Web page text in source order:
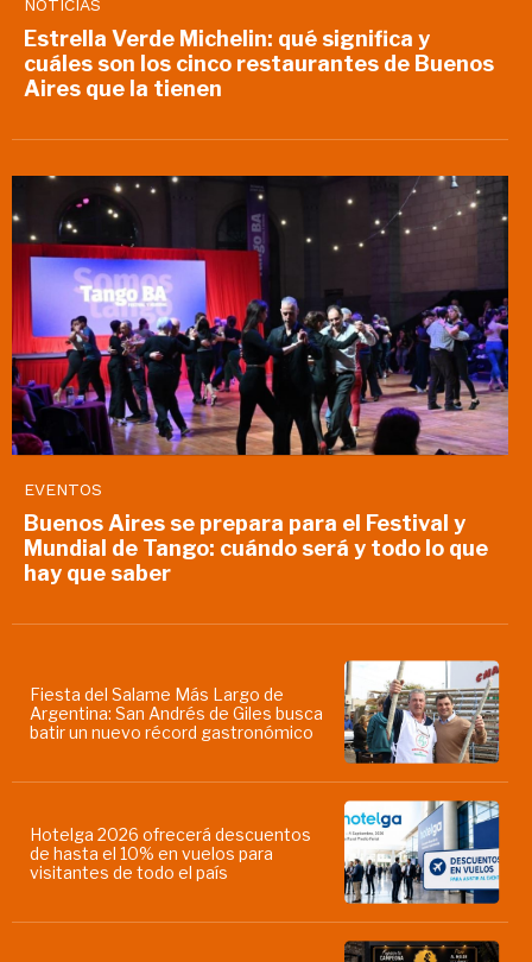
NOTICIAS
Estrella Verde Michelin: qué significa y
cuáles son los cinco restaurantes de Buenos
Aires que la tienen
EVENTOS
Buenos Aires se prepara para el Festival y
Mundial de Tango: cuándo será y todo lo que
hay que saber
Fiesta del Salame Más Largo de
Argentina: San Andrés de Giles busca
batir un nuevo récord gastronómico
Hotelga 2026 ofrecerá descuentos
de hasta el 10% en vuelos para
visitantes de todo el país